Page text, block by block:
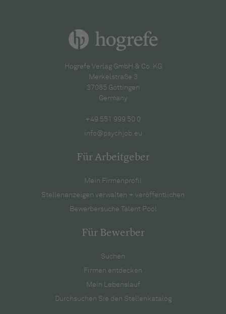
Hogrefe Verlag GmbH & Co. KG
Merkelstraße 3
37085 Göttingen
Germany
+49 551 999 50 0
info@psychjob.eu
Für Arbeitgeber
Mein Firmenprofil
Stellenanzeigen verwalten + veröffentlichen
Bewerbersuche Talent Pool
Für Bewerber
Suchen
Firmen entdecken
Mein Lebenslauf
Durchsuchen Sie den Stellenkatalog